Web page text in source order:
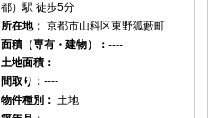
都）駅 徒歩5分
所在地： 京都市山科区東野狐藪町
面積（専有・建物）： ----
土地面積： ----
間取り： ----
物件種別： 土地